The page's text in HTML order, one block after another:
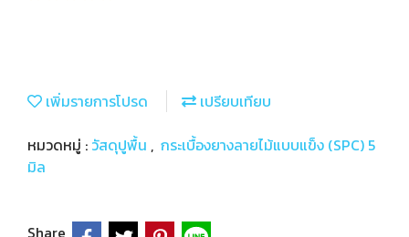
เพิ่มรายการโปรด
เปรียบเทียบ
หมวดหมู่ : วัสดุปูพื้น , กระเบื้องยางลายไม้แบบแข็ง (SPC) 5
มิล
Share